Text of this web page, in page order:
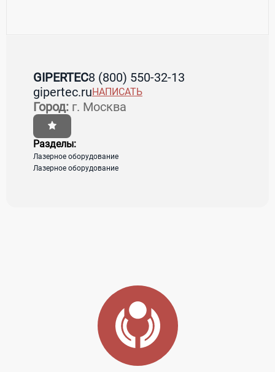
Страна:РоссияРегион:Московская область
Город:г. МоскваАдрес:
загрузка карты...
GIPERTEC8 (800) 550-32-13
gipertec.ruНАПИСАТЬ
Город: г. Москва
Разделы:
Лазерное оборудование
Лазерное оборудование